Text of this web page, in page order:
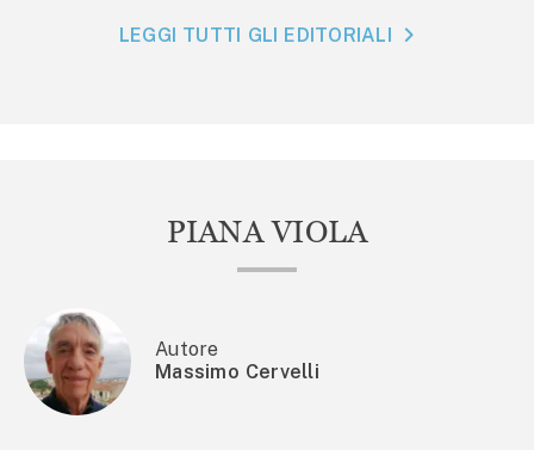
LEGGI TUTTI GLI EDITORIALI
PIANA VIOLA
Autore
Massimo Cervelli